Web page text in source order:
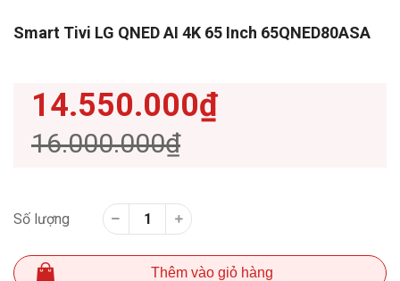
Smart Tivi LG QNED AI 4K 65 Inch 65QNED80ASA
14.550.000₫
16.000.000₫
Số lượng
Thêm vào giỏ hàng